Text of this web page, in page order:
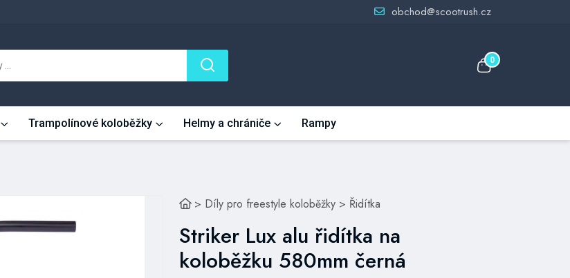
obchod@scootrush.cz
0
Trampolínové koloběžky Helmy a chrániče Rampy
> Díly pro freestyle koloběžky > Řidítka
Striker Lux alu řidítka na
koloběžku 580mm černá